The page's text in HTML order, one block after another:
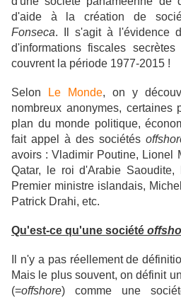
d'aide à la création de
Fonseca. Il s'agit à l'évidence
d'informations fiscales
couvrent la période 1977-2015 !
Selon Le Monde, on y
nombreux anonymes, certaines
plan du monde politique,
fait appel à des sociétés
avoirs : Vladimir Poutine, Lionel
Qatar, le roi d'Arabie
Premier ministre islandais,
Patrick Drahi, etc.
Qu'est-ce qu'une société
Il n'y a pas réellement de
Mais le plus souvent, on définit
(=offshore) comme une